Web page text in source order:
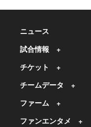
ニュース
試合情報
チケット
チームデータ
ファーム
ファンエンタメ